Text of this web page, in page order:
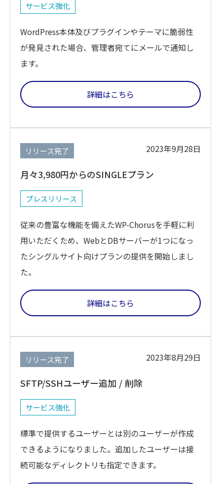
サービス強化
WordPress本体及びプラグインやテーマに脆弱性
が発見された場合、管理者宛てにメールで通知し
ます。
詳細はこちら
リリース完了 2023年9月28日
月々3,980円からのSINGLEプラン
プレスリリース
従来の豊富な機能を備えたWP-Chorusを手軽に利
用いただくため、WebとDBサーバーが1つになっ
たシングルサイト向けプランの提供を開始しまし
た。
詳細はこちら
リリース完了 2023年8月29日
SFTP/SSHユーザー追加 / 削除
サービス強化
標準で提供するユーザーとは別のユーザーが作成
できるようになりました。追加したユーザーは接
続可能なディレクトリも指定できます。